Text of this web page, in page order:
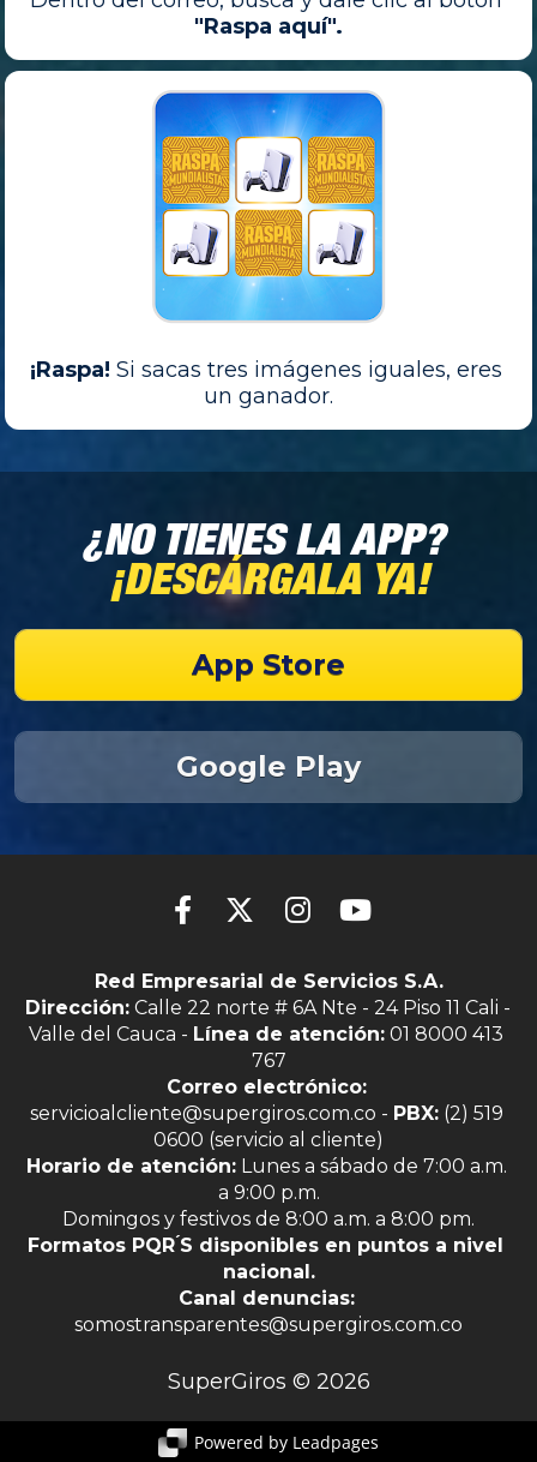
"Raspa aquí".
¡Raspa! Si sacas tres imágenes iguales, eres
un ganador.
¿NO TIENES LA APP?
¡DESCÁRGALA YA!
App Store
Google Play
Share on Facebook
Share on X (Twitter)
Share on
Share on
Red Empresarial de Servicios S.A.
Dirección: Calle 22 norte # 6A Nte - 24 Piso 11 Cali -
Valle del Cauca - Línea de atención: 01 8000 413
767
Correo electrónico:
servicioalcliente@supergiros.com.co - PBX: (2) 519
0600 (servicio al cliente)
Horario de atención: Lunes a sábado de 7:00 a.m.
a 9:00 p.m.
Domingos y festivos de 8:00 a.m. a 8:00 pm.
Formatos PQR ́S disponibles en puntos a nivel
nacional.
Canal denuncias:
somostransparentes@supergiros.com.co
SuperGiros © 2026
Powered by Leadpages